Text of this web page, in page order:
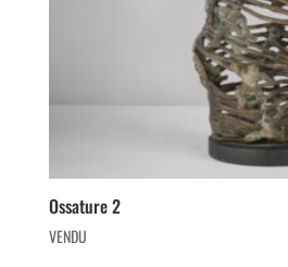
Ossature 2
VENDU